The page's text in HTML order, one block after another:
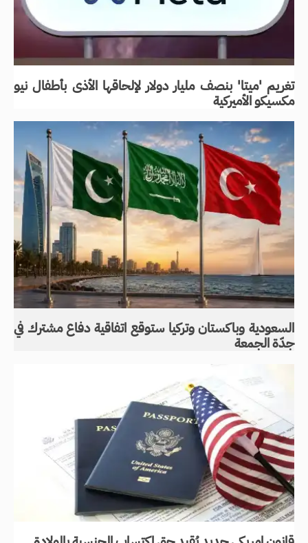
تغريم 'ميتا' بنصف مليار دولار لإلحاقها الأذى بأطفال نيو
مكسيكو الأميركية
السعودية وباكستان وتركيا ستوقع اتفاقية دفاع مشترك في
جدّة الجمعة